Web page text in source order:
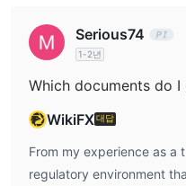
proprietary platforms
compatibility of
(MT4) or MetaTrader 5
recognized for robust EA support. This
because automated
compatibility but also a
for scripting and
Serious74
1-2년
WikiFX대답
From my experience as a
regulatory environment